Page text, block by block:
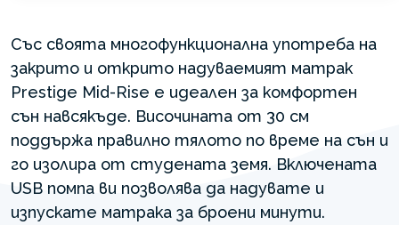
Със своята многофункционална употреба на
закрито и открито надуваемият матрак
Prestige Mid-Rise е идеален за комфортен
сън навсякъде. Височината от 30 см
поддържа правилно тялото по време на сън и
го изолира от студената земя. Включената
USB помпа ви позволява да надувате и
изпускате матрака за броени минути.